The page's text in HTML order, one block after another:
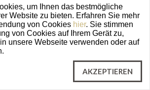
18.09.20
Es geht wieder los...
Fitnesscenter geschlossen
um Ihnen das bestmögliche
Website zu bieten. Erfahren Sie mehr
von Cookies hier. Sie stimmen
von Cookies auf Ihrem Gerät zu,
unsere Webseite verwenden oder auf
AKZEPTIEREN